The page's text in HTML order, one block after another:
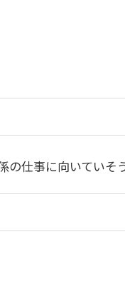
仕事に向いていそう